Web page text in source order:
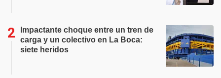
Impactante choque entre un tren de
carga y un colectivo en La Boca:
siete heridos